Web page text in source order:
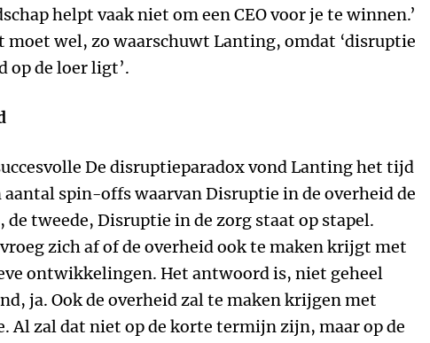
helpt vaak niet om een CEO voor je te winnen.’
moet wel, zo waarschuwt Lanting, omdat ‘disruptie
op de loer ligt’.
De disruptieparadox vond Lanting het tijd
aantal spin-offs waarvan Disruptie in de overheid de
de tweede, Disruptie in de zorg staat op stapel.
zich af of de overheid ook te maken krijgt met
ontwikkelingen. Het antwoord is, niet geheel
ja. Ook de overheid zal te maken krijgen met
Al zal dat niet op de korte termijn zijn, maar op de